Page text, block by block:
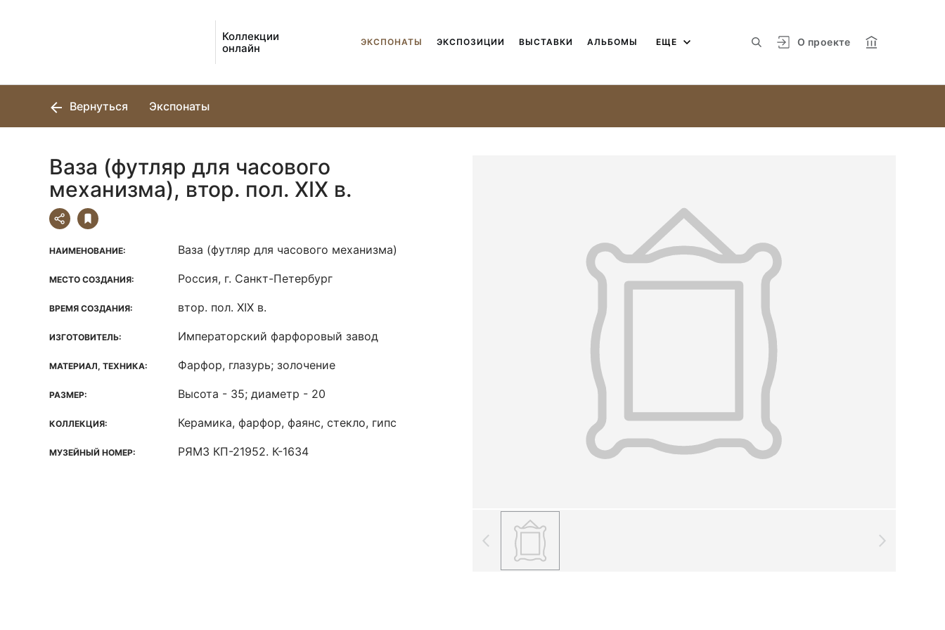
Коллекции
онлайн
О проекте
ЭКСПОНАТЫ ЭКСПОЗИЦИИ ВЫСТАВКИ АЛЬБОМЫ ЕЩЕ
Вернуться Экспонаты
Ваза (футляр для часового
механизма), втор. пол. XIX в.
НАИМЕНОВАНИЕ: Ваза (футляр для часового механизма)
МЕСТО СОЗДАНИЯ: Россия, г. Санкт-Петербург
ВРЕМЯ СОЗДАНИЯ: втор. пол. XIX в.
ИЗГОТОВИТЕЛЬ: Императорский фарфоровый завод
МАТЕРИАЛ, ТЕХНИКА: Фарфор, глазурь; золочение
РАЗМЕР: Высота - 35; диаметр - 20
КОЛЛЕКЦИЯ: Керамика, фарфор, фаянс, стекло, гипс
МУЗЕЙНЫЙ НОМЕР: РЯМЗ КП-21952. К-1634